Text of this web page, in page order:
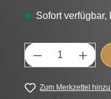
Sofort verfügbar,
Produkt
Zum Merkzettel